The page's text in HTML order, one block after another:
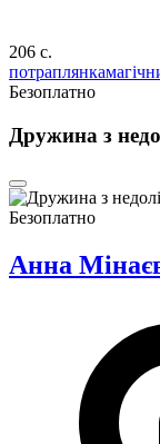
206 c.
потраплянка
Безоплатно
Дружина з
Безоплатно
Анна